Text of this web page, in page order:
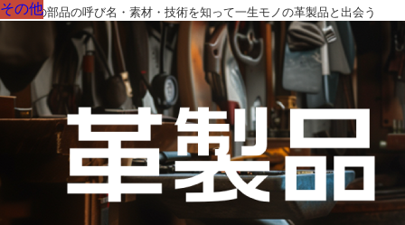
革製品の部品の呼び名・素材・技術を知って一生モノの革製品と出会う
その他
その他
その他
その他
その他
その他
その他